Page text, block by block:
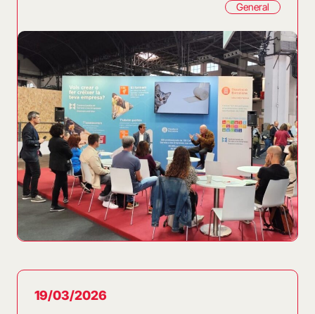
General
19/03/2026